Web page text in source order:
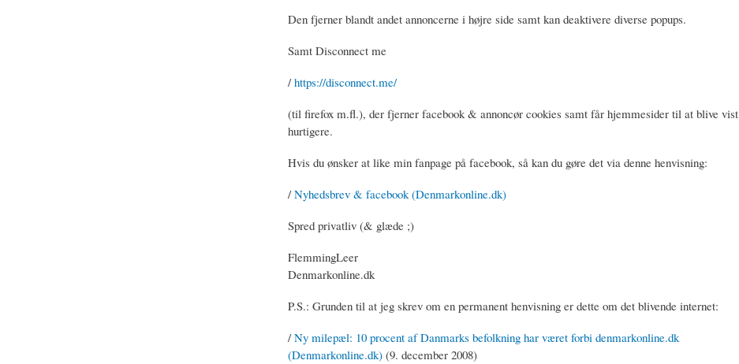
Den fjerner blandt andet annoncerne i højre side samt kan deaktivere diverse popups.
Samt Disconnect me
/https://disconnect.me/
(til firefox m.fl.), der fjerner facebook & annoncør cookies samt får hjemmesider til at blive vist
hurtigere.
Hvis du ønsker at like min fanpage på facebook, så kan du gøre det via denne henvisning:
/Nyhedsbrev & facebook (Denmarkonline.dk)
Spred privatliv (& glæde ;)
FlemmingLeer
Denmarkonline.dk
P.S.: Grunden til at jeg skrev om en permanent henvisning er dette om det blivende internet:
/Ny milepæl: 10 procent af Danmarks befolkning har været forbi denmarkonline.dk
(Denmarkonline.dk)(9. december 2008)